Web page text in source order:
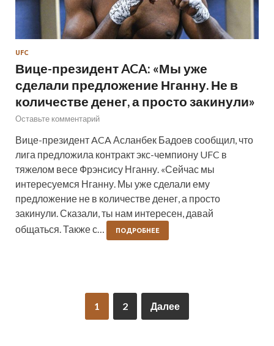
UFC
Вице-президент ACA: «Мы уже
сделали предложение Нганну. Не в
количестве денег, а просто закинули»
Оставьте комментарий
Вице-президент ACA Асланбек Бадоев сообщил, что
лига предложила контракт экс-чемпиону UFC в
тяжелом весе Фрэнсису Нганну. «Сейчас мы
интересуемся Нганну. Мы уже сделали ему
предложение не в количестве денег, а просто
закинули. Сказали, ты нам интересен, давай
общаться. Также с…
ПОДРОБНЕЕ
1 2 Далее